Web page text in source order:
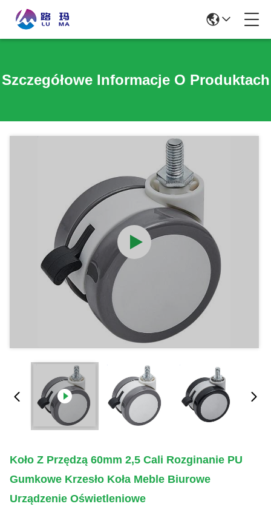
Szczegółowe Informacje O Produktach
Koło Z Przędzą 60mm 2,5 Cali Rozginanie PU
Gumkowe Krzesło Koła Meble Biurowe
Urządzenie Oświetleniowe